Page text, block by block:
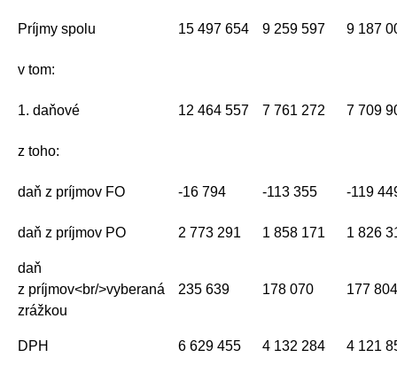
Príjmy spolu 15 497 654 9 259 597 9 187
v tom:
1. daňové 12 464 557 7 761 272 7 709
z toho:
daň z príjmov FO -16 794 -113 355 -119
daň z príjmov PO 2 773 291 1 858 171 1 826
daň
z príjmov<br/>vyberaná
zrážkou
235 639 178 070 177 804
DPH 6 629 455 4 132 284 4 121